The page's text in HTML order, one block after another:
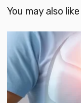
You may also like